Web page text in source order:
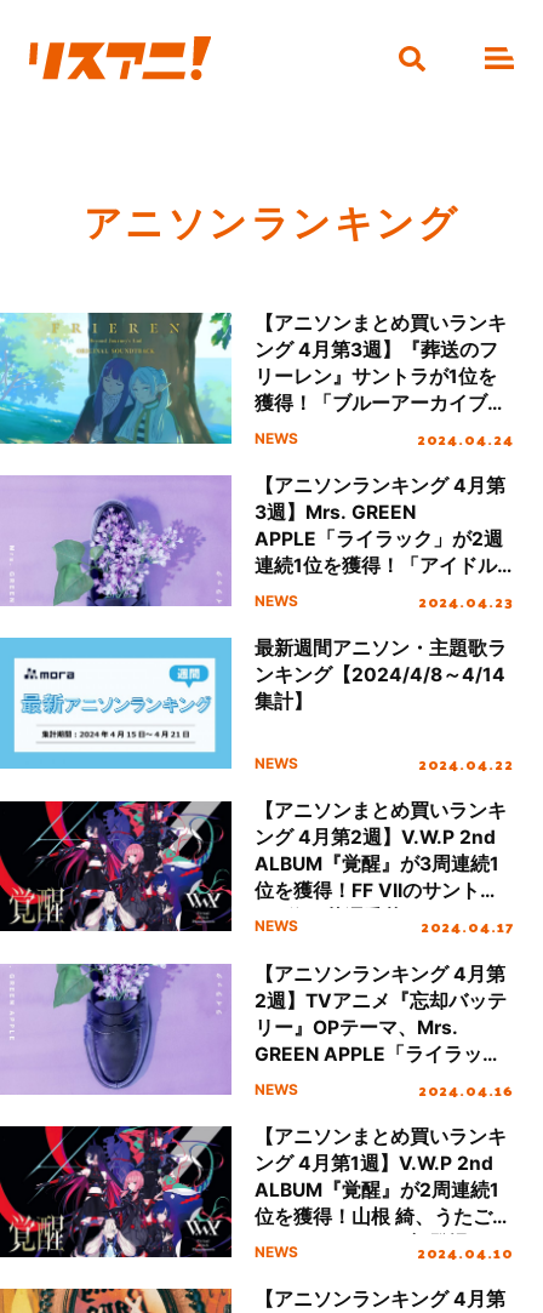
アニソンランキング
【アニソンまとめ買いランキ
ング 4月第3週】『葬送のフ
リーレン』サントラが1位を
獲得！「ブルーアーカイブ」
キャラクターソングシリーズ
NEWS 2024.04.24
【アニソンランキング 4月第
3週】Mrs. GREEN
APPLE「ライラック」が2週
連続1位を獲得！「アイドル
マスター シャイニーカラー
ン
NEWS 2024.04.23
最新週間アニソン・主題歌ラ
ンキング【2024/4/8～4/14
集計】
NEWS 2024.04.22
【アニソンまとめ買いランキ
ング 4月第2週】V.W.P 2nd
ALBUM『覚醒』が3周連続1
位を獲得！FF VIIのサントラ
が2位、花澤香菜のアルバム
NEWS 2024.04.17
【アニソンランキング 4月第
2週】TVアニメ『忘却バッテ
リー』OPテーマ、Mrs.
GREEN APPLE「ライラッ
ク」が1位を獲得！
NEWS 2024.04.16
【アニソンまとめ買いランキ
ング 4月第1週】V.W.P 2nd
ALBUM『覚醒』が2周連続1
位を獲得！山根 綺、うたごえ
はミルフィーユが初登場
NEWS 2024.04.10
【アニソンランキング 4月第